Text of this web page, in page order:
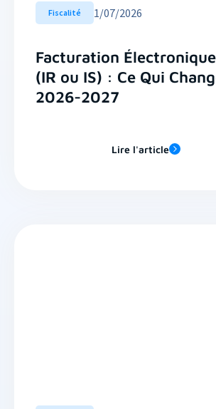
Fiscalité 1/07/2026
Facturation
(IR ou IS) : Ce Qui
2026-2027
Lire l'article